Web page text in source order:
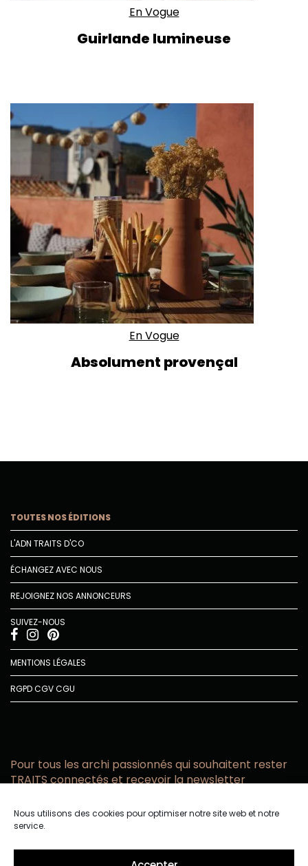
Nous utilisons des cookies pour optimiser notre site web et notre
service.
En Vogue
Guirlande lumineuse
En Vogue
Absolument provençal
TOUTES NOS ÉDITIONS
L'ADN TRAITS D'CO
ÉCHANGEZ AVEC NOUS
REJOIGNEZ NOS ANNONCEURS
SUIVEZ-NOUS
MENTIONS LÉGALES
RGPDCGVCGU
Pour tous les archi passionnés qui souhaitent rester
TRAITS connectés et recevoir la newsletter
email
confidentialité.